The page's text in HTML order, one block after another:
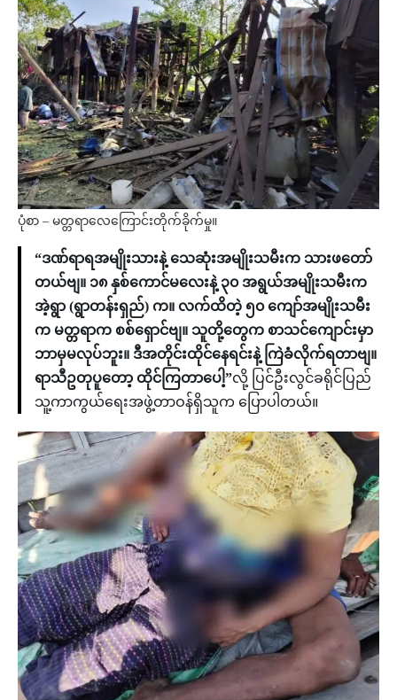
ပုံစာ – မတ္တရာလေကြောင်းတိုက်ခိုက်မှု။
“ဒဏ်ရာရအမျိုးသားနဲ့ သေဆုံးအမျိုးသမီးက သားဖတော်
တယ်ဗျ။ ၁၈ နှစ်ကောင်မလေးနဲ့ ၃၀ အရွယ်အမျိုးသမီးက
အဲ့ရွာ (ရွာတန်းရှည်) က။ လက်ထိတဲ့ ၅၀ ကျော်အမျိုးသမီး
က မတ္တရာက စစ်ရှောင်ဗျ။ သူတို့တွေက စာသင်ကျောင်းမှာ
ဘာမှမလုပ်ဘူး။ ဒီအတိုင်းထိုင်နေရင်းနဲ့ ကြဲခံလိုက်ရတာဗျ။
ရာသီဥတုပူတော့ ထိုင်ကြတာပေါ့”လို့ ပြင်ဦးလွင်ခရိုင်ပြည်
သူ့ကာကွယ်ရေးအဖွဲ့တာဝန်ရှိသူက ပြောပါတယ်။